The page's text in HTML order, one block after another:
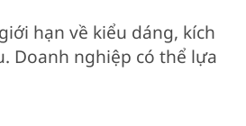
hạn về kiểu dáng, kích
Doanh nghiệp có thể lựa